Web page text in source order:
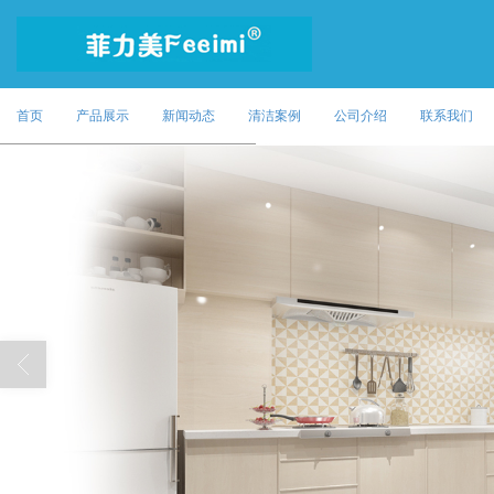
首页 产品展示 新闻动态 清洁案例 公司介绍 联系我们